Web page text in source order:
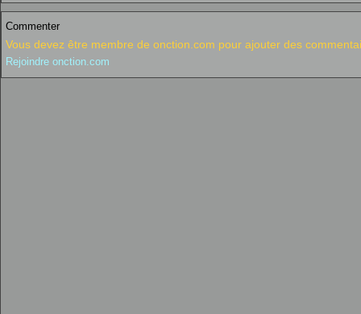
Commenter
Vous devez être membre de onction.com pour ajouter des
Rejoindre onction.com